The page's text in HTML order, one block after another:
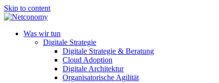
Skip to content
Was wir tun
Digitale Strategie
Digitale Strategie & Beratung
Cloud Adoption
Digitale Architektur
Organisatorische Agilität